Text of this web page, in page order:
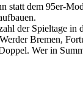
dem 95er-
der Spieltage
Bremen,
Wer in